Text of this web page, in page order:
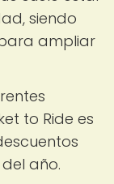
siendo
ampliar
to Ride es
año.